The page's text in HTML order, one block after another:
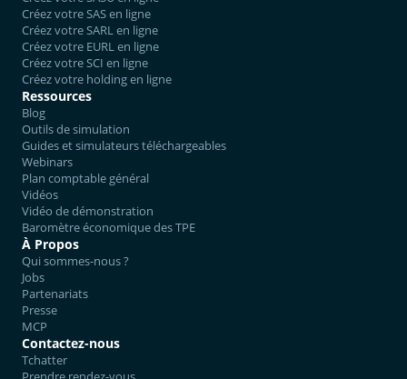
Créez votre SAS en ligne
Créez votre SARL en ligne
Créez votre EURL en ligne
Créez votre SCI en ligne
Créez votre holding en ligne
Ressources
Blog
Outils de simulation
Guides et simulateurs téléchargeables
Webinars
Plan comptable général
Vidéos
Vidéo de démonstration
Baromètre économique des TPE
À Propos
Qui sommes-nous ?
Jobs
Partenariats
Presse
MCP
Contactez-nous
Tchatter